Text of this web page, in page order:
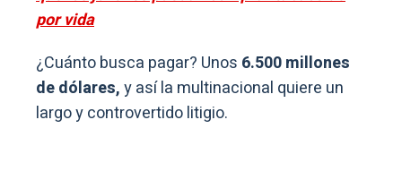
por vida
¿Cuánto busca pagar? Unos 6.500 millones
de dólares,y así la multinacional quiere un
largo y controvertido litigio.